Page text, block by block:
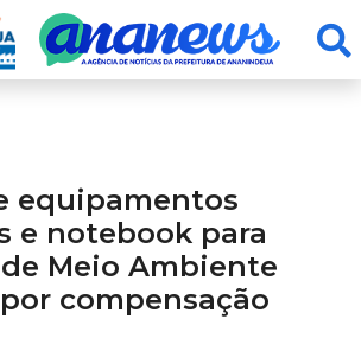
equipamentos
e notebook para
Meio Ambiente
compensação